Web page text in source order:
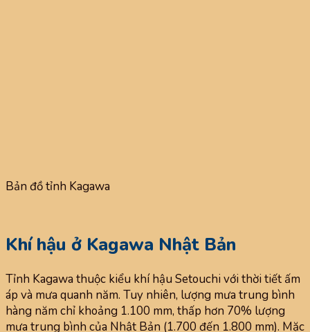
Bản đồ tỉnh Kagawa
Khí hậu ở Kagawa Nhật Bản
Tỉnh Kagawa thuộc kiểu khí hậu Setouchi với thời tiết ấm
áp và mưa quanh năm. Tuy nhiên, lượng mưa trung bình
hàng năm chỉ khoảng 1.100 mm, thấp hơn 70% lượng
mưa trung bình của Nhật Bản (1.700 đến 1.800 mm). Mặc